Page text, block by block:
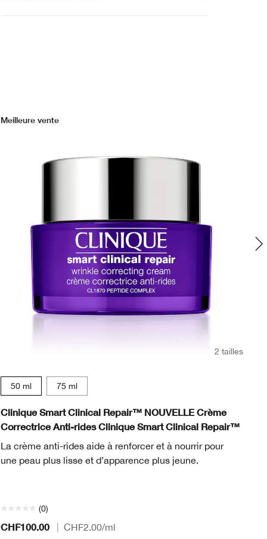
Meilleure vente
2 tailles
50 ml 75 ml
Clinique Smart Clinical Repair™ NOUVELLE Crème
Correctrice Anti-rides Clinique Smart Clinical Repair™
La crème anti-rides aide à renforcer et à nourrir pour
une peau plus lisse et d’apparence plus jeune.
(0)
CHF100.00 CHF2.00/ml